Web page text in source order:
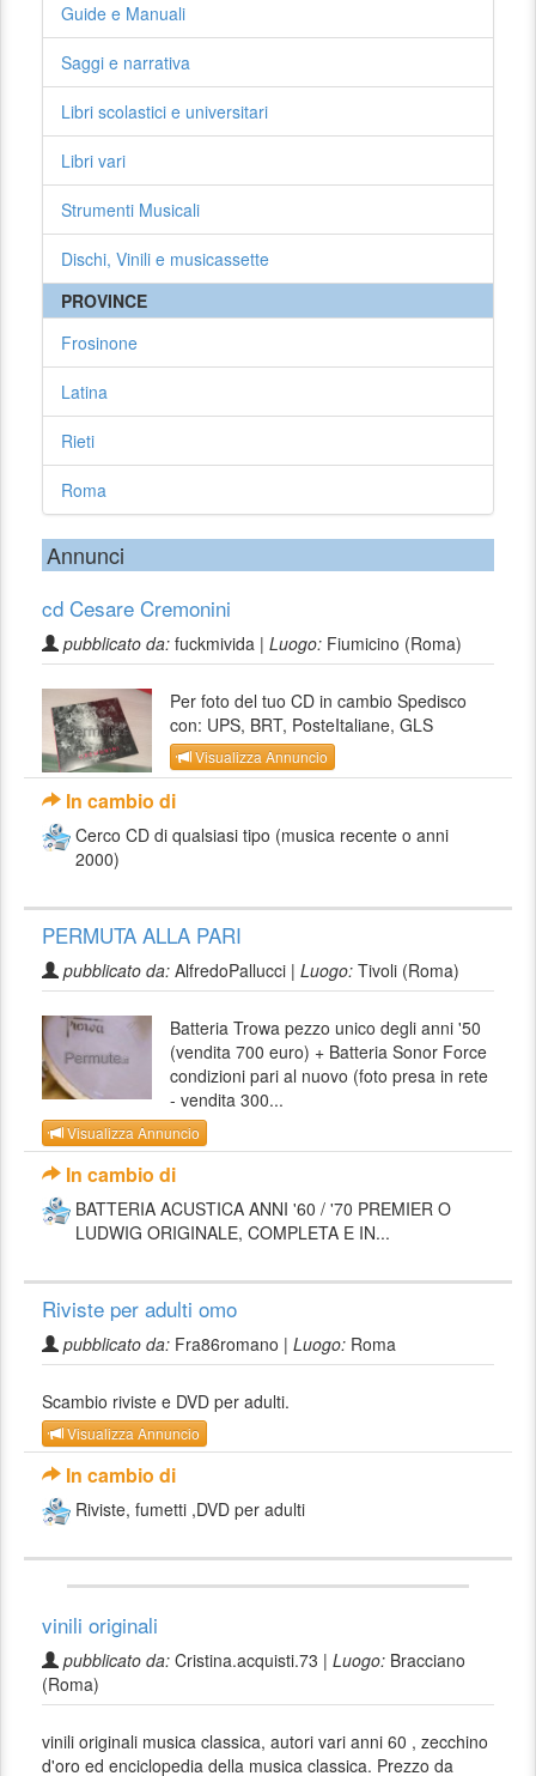
Guide e Manuali
Saggi e narrativa
Libri scolastici e universitari
Libri vari
Strumenti Musicali
Dischi, Vinili e musicassette
PROVINCE
Frosinone
Latina
Rieti
Roma
Annunci
cd Cesare Cremonini
pubblicato da: fuckmivida | Luogo: Fiumicino (Roma)
Per foto del tuo CD in cambio Spedisco
con: UPS, BRT, PosteItaliane, GLS
Visualizza Annuncio
In cambio di
Cerco CD di qualsiasi tipo (musica recente o anni
2000)
PERMUTA ALLA PARI
pubblicato da: AlfredoPallucci | Luogo: Tivoli (Roma)
Batteria Trowa pezzo unico degli anni '50
(vendita 700 euro) + Batteria Sonor Force
condizioni pari al nuovo (foto presa in rete
- vendita 300...
Visualizza Annuncio
In cambio di
BATTERIA ACUSTICA ANNI '60 / '70 PREMIER O
LUDWIG ORIGINALE, COMPLETA E IN...
Riviste per adulti omo
pubblicato da: Fra86romano | Luogo: Roma
Scambio riviste e DVD per adulti.
Visualizza Annuncio
In cambio di
Riviste, fumetti ,DVD per adulti
vinili originali
pubblicato da: Cristina.acquisti.73 | Luogo: Bracciano
(Roma)
vinili originali musica classica, autori vari anni 60 , zecchino
d'oro ed enciclopedia della musica classica. Prezzo da